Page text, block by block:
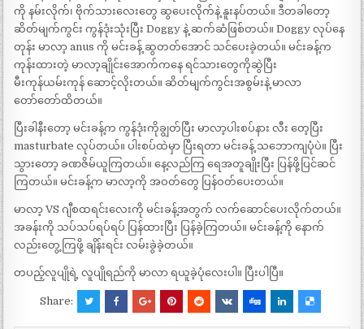
ကို နမ်းလိုက်၊ ဗိုက်သားလေးတွေ ဆွပေးလိုက်နဲ့ နူးနပ်တယ်။ ဒီတခါတော့
ဆိတ်မျက်ကွင်း ကွန်ဒုံးသုံးပြီး Doggy နဲ့ ဆက်ဆံဖြစ်တယ်။ Doggy လုပ်နေ
တုန်း မာလာ့ anus ကို မင်းခန့် ဆွတတ်အောင် သင်ပေးခဲ့တယ်။ မင်းခန့်က
ကုန်းထားတဲ့ မာလာ့ချိုင်းအောက်ကနေ ရင်သားတွေကိုဆွဲပြီး
မီးကုန်ယမ်းကုန် ဆောင့်လိုးတယ်။ ဆိတ်မျက်ကွင်းအစွမ်းနဲ့ မာလာ
တော်တော်ထိတယ်။
ပြီးခါနီးတော့ မင်းခန့်က ကွန်ဒုံးကိုချွတ်ပြီး မာလာ့ပါးစပ်နား လီး တေ့ပြီး
masturbate လုပ်တယ်။ ပါးစပ်ထဲမှာ ပြီးရတာ မင်းခန့် သဘောကျပုံပဲ။ ပြီး
သွားတော့ ခဏဇိမ်ယူကြတယ်။ နေ့လည်ကြ ရေအတူချိုးပြီး ပြန်ဖို့ပြင်ဆင်
ကြတယ်။ မင်းခန့်က မာလာ့ကို အဝတ်တွေ ပြန်ဝတ်ပေးတယ်။
မာလာ့ VS ဂျီစထရင်းလေးကို မင်းခန့်အတွက် လက်ဆောင်ပေးလိုက်တယ်။
အခန်းကို သပ်သပ်ရပ်ရပ် ပြန်ထားပြီး ပြန်ခဲ့ကြတယ်။ မင်းခန့်ကို နောက်
လည်းတွေ့ကြဖို့ ချိန်းရင်း လမ်းခွဲခဲ့တယ်။
တပည့်လူပျိုရဲ့ လူပျိုရည်ကို မာလာ ရယူခဲ့ပုံလေးပါ။ ပြီးပါပြီ။
Share: